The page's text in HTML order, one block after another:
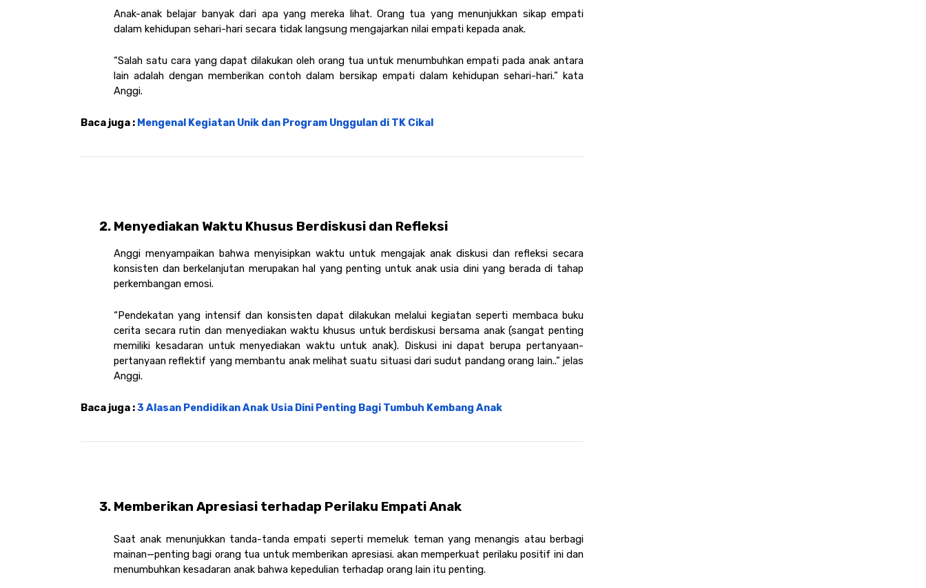
Anak-anak belajar banyak dari apa yang mereka lihat. Orang tua yang menunjukkan sikap empati
dalam kehidupan sehari-hari secara tidak langsung mengajarkan nilai empati kepada anak.
“Salah satu cara yang dapat dilakukan oleh orang tua untuk menumbuhkan empati pada anak antara
lain adalah dengan memberikan contoh dalam bersikap empati dalam kehidupan sehari-hari.” kata
Anggi.
Baca juga : Mengenal Kegiatan Unik dan Program Unggulan di TK Cikal
Menyediakan Waktu Khusus Berdiskusi dan Refleksi
Anggi menyampaikan bahwa menyisipkan waktu untuk mengajak anak diskusi dan refleksi secara
konsisten dan berkelanjutan merupakan hal yang penting untuk anak usia dini yang berada di tahap
perkembangan emosi.
“Pendekatan yang intensif dan konsisten dapat dilakukan melalui kegiatan seperti membaca buku
cerita secara rutin dan menyediakan waktu khusus untuk berdiskusi bersama anak (sangat penting
memiliki kesadaran untuk menyediakan waktu untuk anak). Diskusi ini dapat berupa pertanyaan-
pertanyaan reflektif yang membantu anak melihat suatu situasi dari sudut pandang orang lain..” jelas
Anggi.
Baca juga : 3 Alasan Pendidikan Anak Usia Dini Penting Bagi Tumbuh Kembang Anak
Memberikan Apresiasi terhadap Perilaku Empati Anak
Saat anak menunjukkan tanda-tanda empati seperti memeluk teman yang menangis atau berbagi
mainan—penting bagi orang tua untuk memberikan apresiasi. akan memperkuat perilaku positif ini dan
menumbuhkan kesadaran anak bahwa kepedulian terhadap orang lain itu penting.